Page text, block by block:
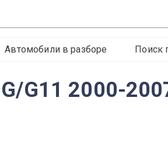
Автомобили в разборе Поиск
G11 2000-